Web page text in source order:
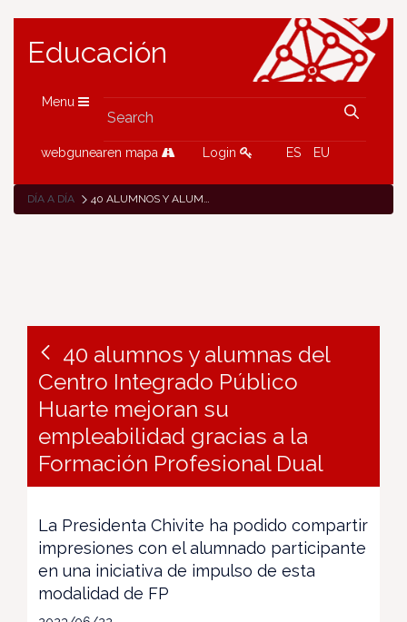
Educación
Menu
webgunearen mapa Login ES EU
DÍA A DÍA 40 ALUMNOS Y ALUMNAS DEL CENTRO INTEGRADO PÚBLICO HUARTE MEJORAN SU EMPLEABILIDAD GRACIAS A LA FORMACIÓN PROFESIONAL DUAL
40 alumnos y alumnas del
Centro Integrado Público
Huarte mejoran su
empleabilidad gracias a la
Formación Profesional Dual
La Presidenta Chivite ha podido compartir
impresiones con el alumnado participante
en una iniciativa de impulso de esta
modalidad de FP